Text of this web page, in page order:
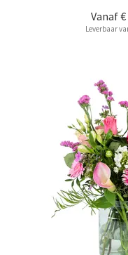
Vanaf
Leverbaar